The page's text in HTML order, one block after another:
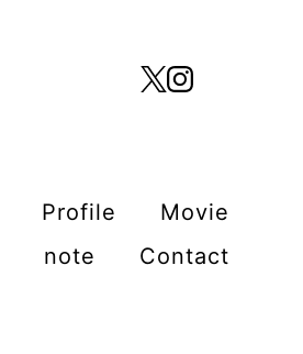
Profile
Movie
note Contact